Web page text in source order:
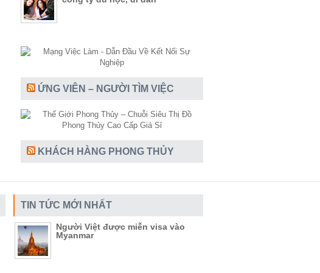
ỨNG VIÊN – NGƯỜI TÌM VIỆC
KHÁCH HÀNG PHONG THỦY
TIN TỨC MỚI NHẤT
Người Việt được miễn visa vào
Myanmar